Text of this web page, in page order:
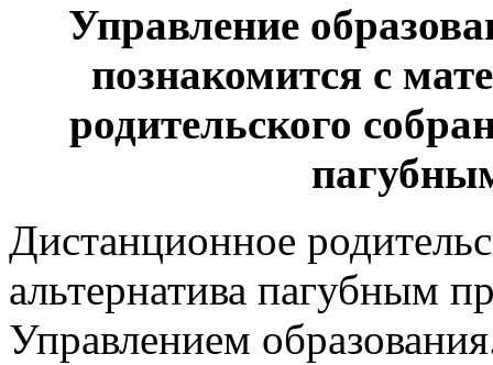
Управление
познакомится с
родительского
Дистанционное
альтернатива пагубным
Управлением